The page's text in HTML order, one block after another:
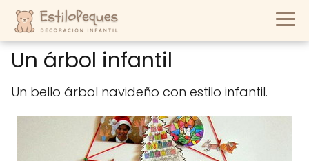
Un árbol infantil
Un bello árbol navideño con estilo infantil.